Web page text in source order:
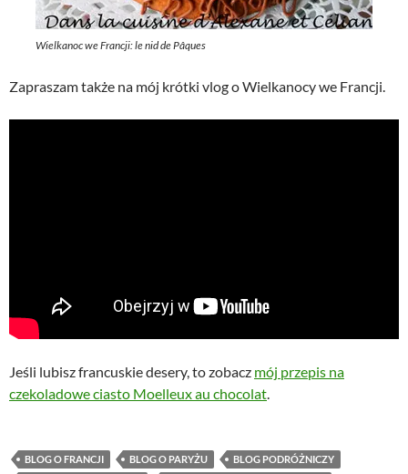
Wielkanoc we Francji: le nid de Pâques
Zapraszam także na mój krótki vlog o Wielkanocy we Francji.
Jeśli lubisz francuskie desery, to zobacz mój przepis na
czekoladowe ciasto Moelleux au chocolat.
BLOG O FRANCJI BLOG O PARYŻU
BLOG PODRÓŻNICZY